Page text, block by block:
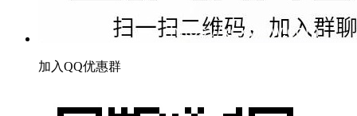
加入QQ优惠群